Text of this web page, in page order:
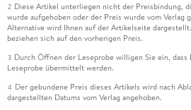
2 Diese Artikel unterliegen nicht der Preisbindung,
wurde aufgehoben oder der Preis wurde vom
Alternative wird Ihnen auf der Artikelseite
beziehen sich auf den vorherigen Preis.
3 Durch Öffnen der Leseprobe willigen Sie ein, dass
Leseprobe übermittelt werden.
4 Der gebundene Preis dieses Artikels wird nach
dargestellten Datums vom Verlag angehoben.